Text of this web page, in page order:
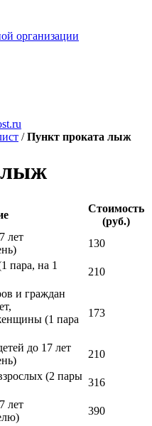
организации
/Пункт проката лыж
лыж
Стоимость
(руб.)
лет
130
пара, на 1
210
и граждан
(1 пара
173
до 17 лет
210
(2 пары
316
лет
390